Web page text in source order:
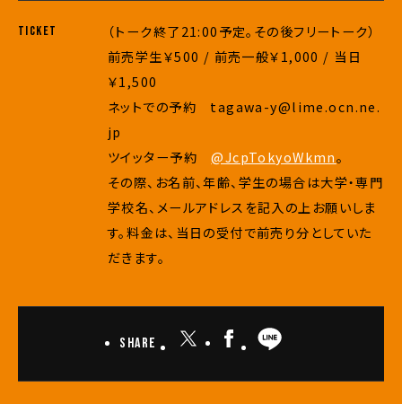
TICKET
（トーク終了21:00予定。その後フリートーク）
前売学生￥500 / 前売一般￥1,000 / 当日
￥1,500
ネットでの予約 tagawa-y@lime.ocn.ne.
jp
ツイッター予約@JcpTokyoWkmn。
その際、お名前、年齢、学生の場合は大学・専門
学校名、メールアドレスを記入の上お願いしま
す。料金は、当日の受付で前売り分としていた
だきます。
Share